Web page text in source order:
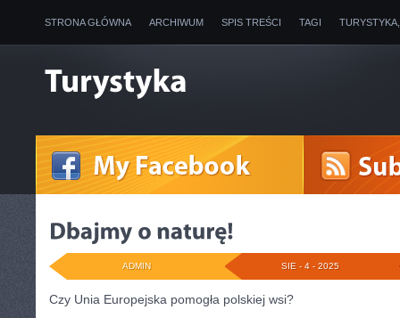
STRONA GŁÓWNA ARCHIWUM SPIS TREŚCI TAGI
SIE - 4 - 2025
ADMIN
Czy Unia Europejska pomogła polskiej wsi?